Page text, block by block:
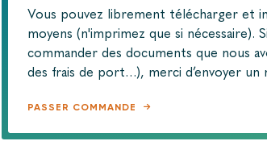
Vous pouvez librement télécharger et
moyens (n'imprimez que si
commander des documents que nous
des frais de port…), merci d’envoyer un
PASSER COMMANDE